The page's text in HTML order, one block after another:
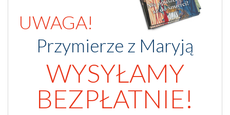
UWAGA!
Przymierze z Maryją
WYSYŁAMY
BEZPŁATNIE!